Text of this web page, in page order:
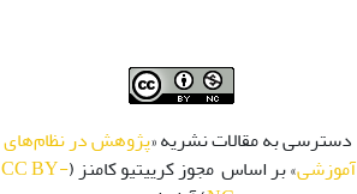
دسترسی به مقالات نشریه «پژوهش در نظام‌های
آموزشی» بر اساس مجوز کرییتیو کامنز (CC BY-